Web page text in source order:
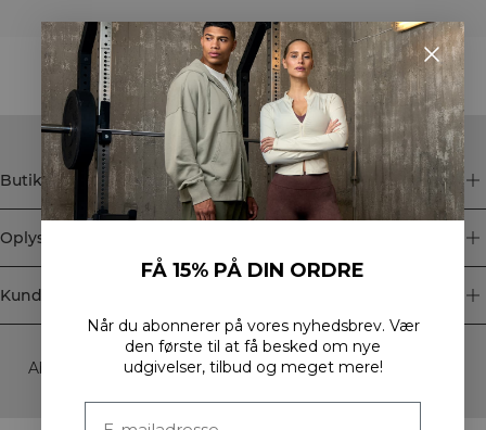
STYLE WITH
Butik
Oplysninger
Kundeservice
Newsletter
Abonner på vores nyhedsbrev! Få eksklusive tilbud, vores
FÅ 15% PÅ DIN ORDRE
Når du abonnerer på vores nyhedsbrev. Vær
den første til at få besked om nye
udgivelser, tilbud og meget mere!